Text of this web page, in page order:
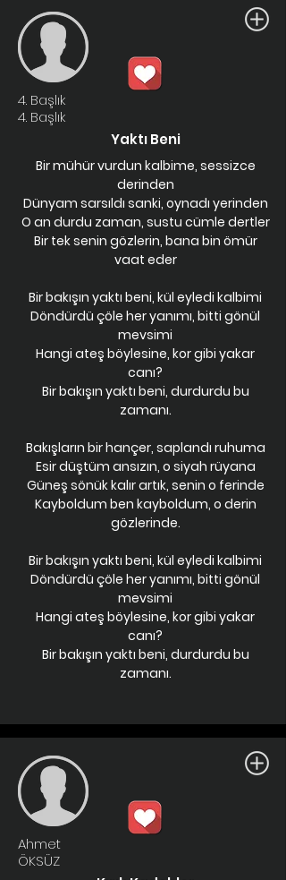
4. Başlık
4. Başlık
Yaktı Beni
Bir mühür vurdun kalbime, sessizce
derinden
Dünyam sarsıldı sanki, oynadı yerinden
O an durdu zaman, sustu cümle dertler
Bir tek senin gözlerin, bana bin ömür
vaat eder
Bir bakışın yaktı beni, kül eyledi kalbimi
Döndürdü çöle her yanımı, bitti gönül
mevsimi
Hangi ateş böylesine, kor gibi yakar
canı?
Bir bakışın yaktı beni, durdurdu bu
zamanı.
Bakışların bir hançer, saplandı ruhuma
Esir düştüm ansızın, o siyah rüyana
Güneş sönük kalır artık, senin o ferinde
Kayboldum ben kayboldum, o derin
gözlerinde.
Bir bakışın yaktı beni, kül eyledi kalbimi
Döndürdü çöle her yanımı, bitti gönül
mevsimi
Hangi ateş böylesine, kor gibi yakar
canı?
Bir bakışın yaktı beni, durdurdu bu
zamanı.
Ahmet
ÖKSÜZ